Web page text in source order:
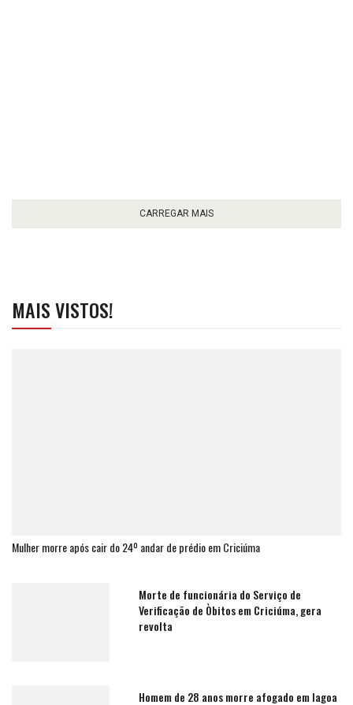
CARREGAR MAIS
MAIS VISTOS!
Mulher morre após cair do 24º andar de prédio em Criciúma
Morte de funcionária do Serviço de
Verificação de Òbitos em Criciúma, gera
revolta
Homem de 28 anos morre afogado em lagoa